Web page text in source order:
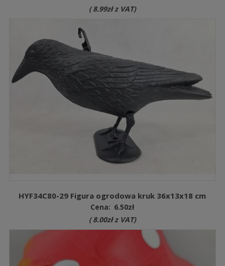
( 8.99złz VAT)
HYF34C80-29 Figura ogrodowa kruk 36x13x18 cm
Cena: 6.50zł
( 8.00złz VAT)